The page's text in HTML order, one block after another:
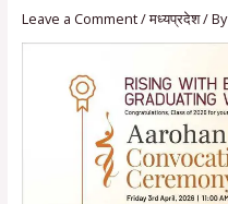
Leave a Comment/मध्यप्रदेश/ By